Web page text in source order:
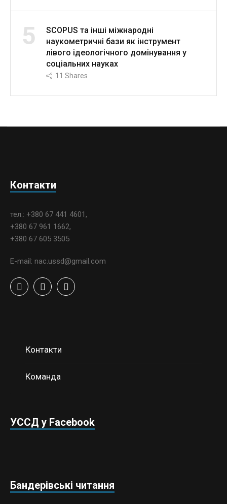
5
SCOPUS та інші міжнародні
наукометричні бази як інструмент
лівого ідеологічного домінування у
соціальних науках
11 Shares
Контакти
тел.: +380 67 441 4601,
+380 67 961 1662,
+380 67 605 3505
E-mail: nac.ussd@gmail.com
Контакти
Команда
УССД у Facebook
Бандерівські читання